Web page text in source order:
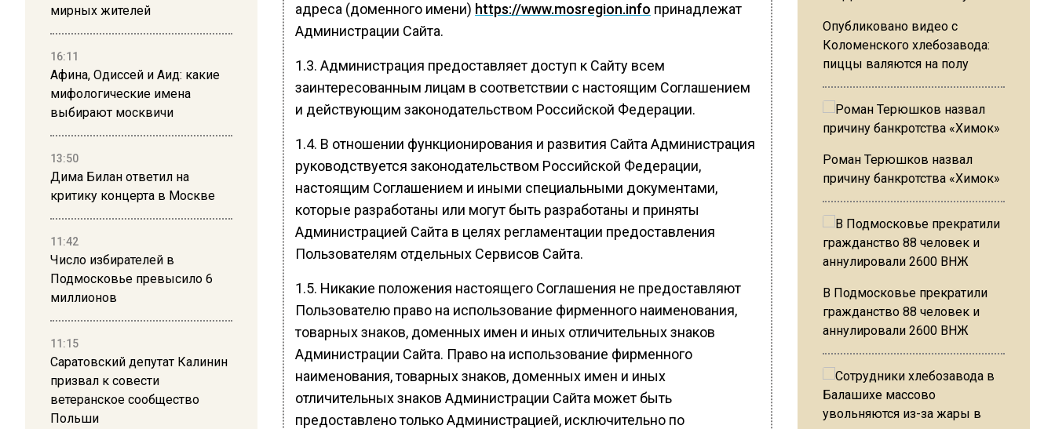
мирных жителей
16:11
Афина, Одиссей и Аид: какие
мифологические имена
выбирают москвичи
13:50
Дима Билан ответил на
критику концерта в Москве
11:42
Число избирателей в
Подмосковье превысило 6
миллионов
11:15
Саратовский депутат Калинин
призвал к совести
ветеранское сообщество
Польши
адреса (доменного имени) https://www.mosregion.info принадлежат
Администрации Сайта.
1.3. Администрация предоставляет доступ к Сайту всем
заинтересованным лицам в соответствии с настоящим Соглашением
и действующим законодательством Российской Федерации.
1.4. В отношении функционирования и развития Сайта Администрация
руководствуется законодательством Российской Федерации,
настоящим Соглашением и иными специальными документами,
которые разработаны или могут быть разработаны и приняты
Администрацией Сайта в целях регламентации предоставления
Пользователям отдельных Сервисов Сайта.
1.5. Никакие положения настоящего Соглашения не предоставляют
Пользователю право на использование фирменного наименования,
товарных знаков, доменных имен и иных отличительных знаков
Администрации Сайта. Право на использование фирменного
наименования, товарных знаков, доменных имен и иных
отличительных знаков Администрации Сайта может быть
предоставлено только Администрацией, исключительно по
Опубликовано видео с
Коломенского хлебозавода:
пиццы валяются на полу
Роман Терюшков назвал
причину банкротства «Химок»
В Подмосковье прекратили
гражданство 88 человек и
аннулировали 2600 ВНЖ